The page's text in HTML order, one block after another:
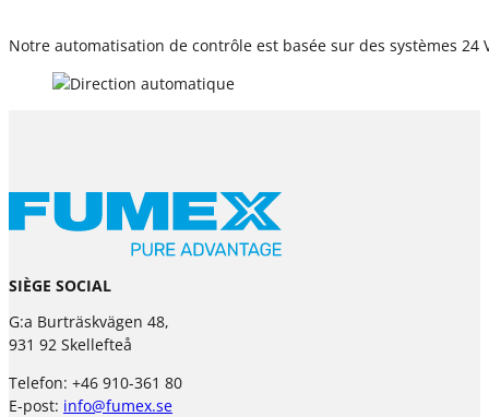
Notre automatisation de contrôle est basée sur des systèmes
SIÈGE SOCIAL
G:a Burträskvägen 48,
931 92 Skellefteå
Telefon: +46 910-361 80
E-post: info@fumex.se